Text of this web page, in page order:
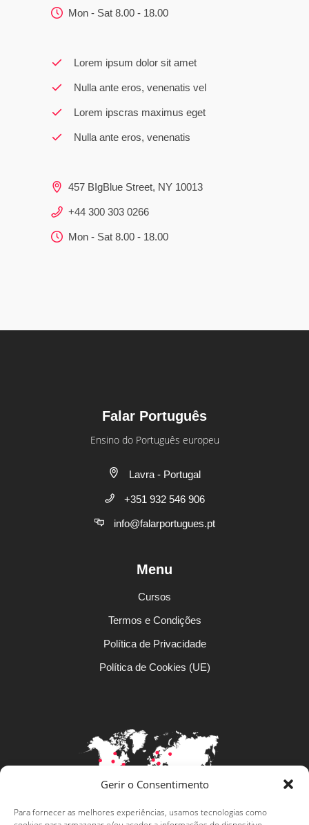
Gerir o Consentimento
Para fornecer as melhores experiências, usamos tecnologias como
Mon - Sat 8.00 - 18.00
Lorem ipsum dolor sit amet
Nulla ante eros, venenatis vel
Lorem ipscras maximus eget
Nulla ante eros, venenatis
457 BIgBlue Street, NY 10013
+44 300 303 0266
Mon - Sat 8.00 - 18.00
Falar Português
Ensino do Português europeu
Lavra - Portugal
+351 932 546 906
info@falarportugues.pt
Menu
Cursos
Termos e Condições
Política de Privacidade
Política de Cookies (UE)